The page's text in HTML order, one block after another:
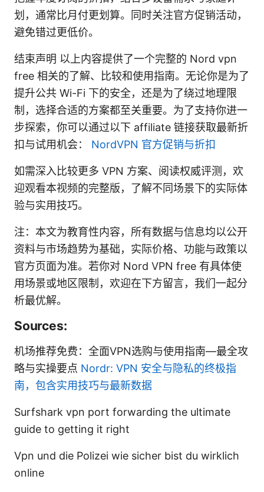
划，通常比月付更划算。同时关注官方促销活动，
避免错过更低价。
结束声明 以上内容提供了一个完整的 Nord vpn
free 相关的了解、比较和使用指南。无论你是为了
提升公共 Wi-Fi 下的安全，还是为了绕过地理限
制，选择合适的方案都至关重要。为了支持你进一
步探索，你可以通过以下 affiliate 链接获取最新折
扣与试用机会： NordVPN 官方促销与折扣
如需深入比较更多 VPN 方案、阅读权威评测，欢
迎观看本视频的完整版，了解不同场景下的实际体
验与实用技巧。
注：本文为教育性内容，所有数据与信息均以公开
资料与市场趋势为基础，实际价格、功能与政策以
官方页面为准。若你对 Nord VPN free 有具体使
用场景或地区限制，欢迎在下方留言，我们一起分
析最优解。
Sources:
机场推荐免费：全面VPN选购与使用指南—最全攻
略与实操要点 Nordr: VPN 安全与隐私的终极指
南，包含实用技巧与最新数据
Surfshark vpn port forwarding the ultimate
guide to getting it right
Vpn und die Polizei wie sicher bist du wirklich
online